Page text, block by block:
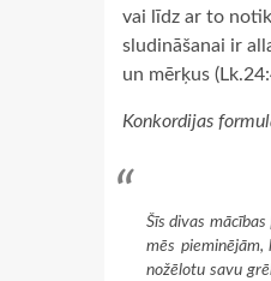
vai līdz ar to
sludināšanai ir
un mērķus
Konkordijas
Šīs divas
mēs
nožēlotu savu